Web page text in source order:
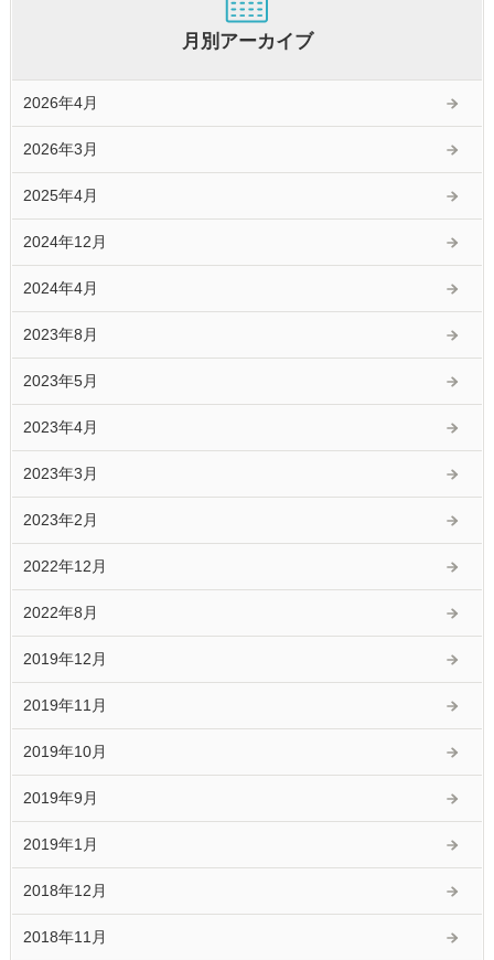
月別アーカイブ
2026年4月
2026年3月
2025年4月
2024年12月
2024年4月
2023年8月
2023年5月
2023年4月
2023年3月
2023年2月
2022年12月
2022年8月
2019年12月
2019年11月
2019年10月
2019年9月
2019年1月
2018年12月
2018年11月